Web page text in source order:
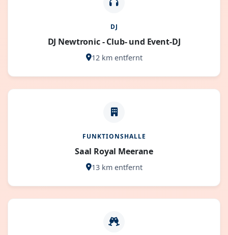
DJ
DJ Newtronic - Club- und Event-DJ
12 km entfernt
FUNKTIONSHALLE
Saal Royal Meerane
13 km entfernt